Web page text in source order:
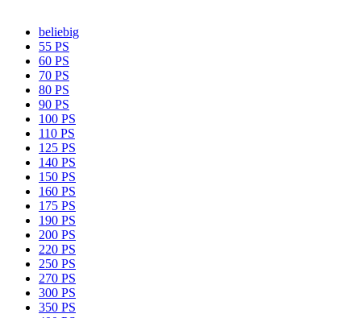
beliebig
55 PS
60 PS
70 PS
80 PS
90 PS
100 PS
110 PS
125 PS
140 PS
150 PS
160 PS
175 PS
190 PS
200 PS
220 PS
250 PS
270 PS
300 PS
350 PS